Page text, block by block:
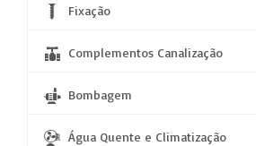
Fixação
Complementos Canalização
Bombagem
Água Quente e Climatização